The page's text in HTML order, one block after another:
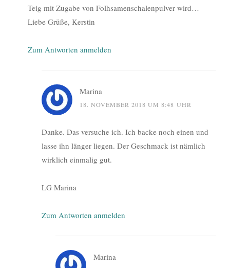
Teig mit Zugabe von Folhsamenschalenpulver wird…
Liebe Grüße, Kerstin
Zum Antworten anmelden
Marina
18. NOVEMBER 2018 UM 8:48 UHR
Danke. Das versuche ich. Ich backe noch einen und
lasse ihn länger liegen. Der Geschmack ist nämlich
wirklich einmalig gut.
LG Marina
Zum Antworten anmelden
Marina